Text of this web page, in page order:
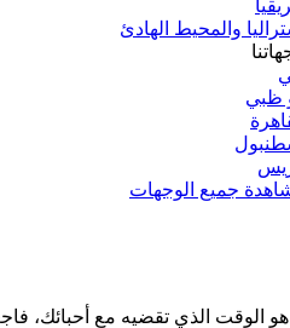
والمحيط الهادئ
ظبي
جميع الوجهات
الوقت الذي تقضيه مع أحبائك،